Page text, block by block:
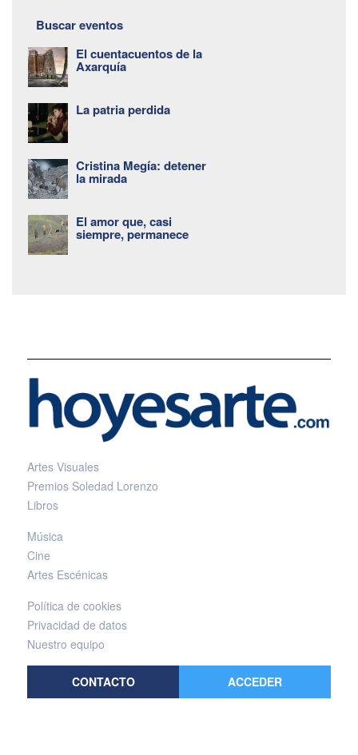
Buscar eventos
El cuentacuentos de la
Axarquía
La patria perdida
Cristina Megía: detener
la mirada
El amor que, casi
siempre, permanece
Artes Visuales
Premios Soledad Lorenzo
Libros
Música
Cine
Artes Escénicas
Política de cookies
Privacidad de datos
Nuestro equipo
CONTACTO ACCEDER